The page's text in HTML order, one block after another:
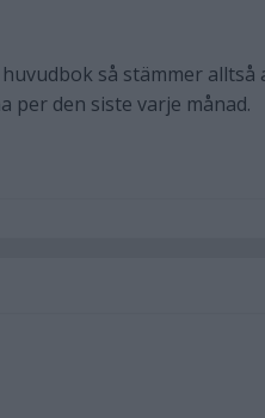
så stämmer alltså
per den siste varje månad.